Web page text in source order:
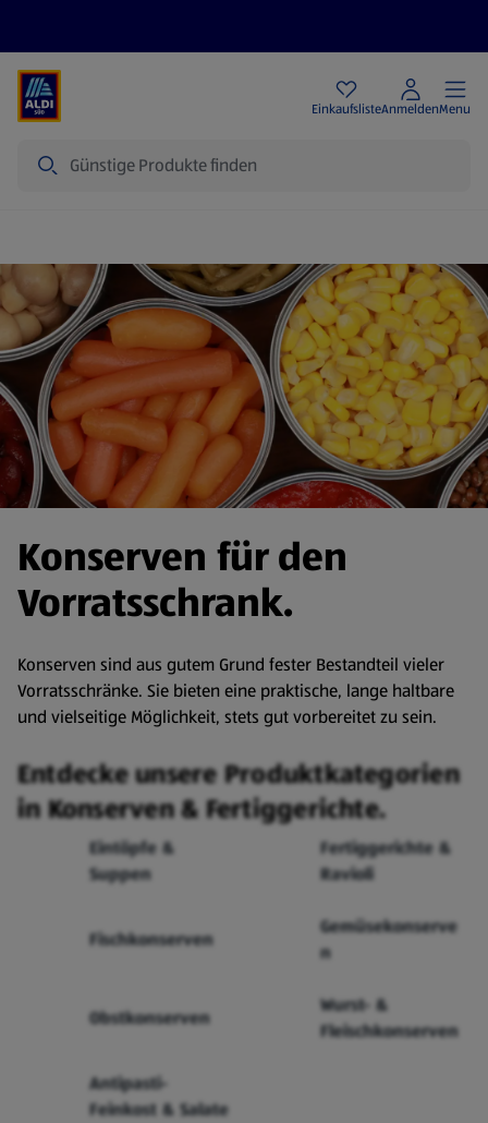
EinkaufslisteAnmeldenMenu
Konserven für den
Vorratsschrank.
Konserven sind aus gutem Grund fester Bestandteil vieler
Vorratsschränke. Sie bieten eine praktische, lange haltbare
und vielseitige Möglichkeit, stets gut vorbereitet zu sein.
Entdecke unsere Produktkategorien
in Konserven & Fertiggerichte.
Eintöpfe &
Suppen
Fertiggerichte &
Ravioli
Fischkonserven
Gemüsekonserve
n
Obstkonserven
Wurst- &
Fleischkonserven
Antipasti-
Feinkost & Salate